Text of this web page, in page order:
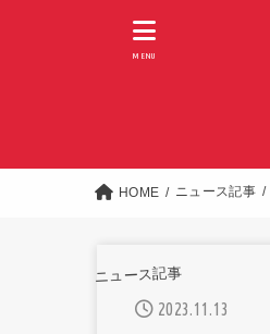
MENU
HOME ニュース記事
ニュース記事
2023.11.13